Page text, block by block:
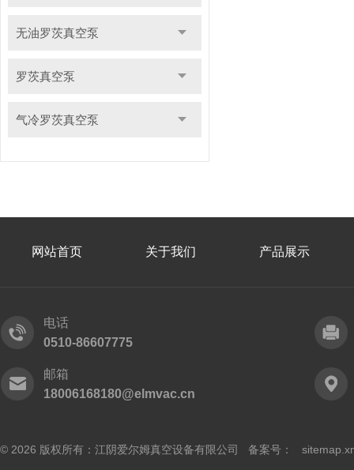
无油罗茨真空泵
罗茨真空泵
气冷罗茨真空泵
网站首页 关于我们 产品展示
电话
0510-86607775
邮箱
18006168180@elmvac.cn
© 2026 版权所有：江阴爱尔姆真空设备有限公司 备案号：